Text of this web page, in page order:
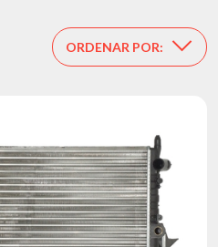
ORDENAR POR: